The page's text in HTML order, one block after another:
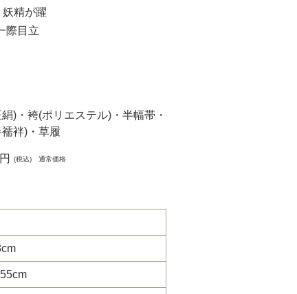
精が躍
際目立
)・袴(ポリエステル)・半幅帯・
袢)・草履
(税込) 通常価格